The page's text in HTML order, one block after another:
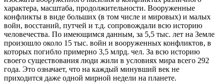
характера, масштаба, продолжительности. Вооруженные
конфликты в виде больших (в том числе и мировых) и малых
войн, восстаний, путчей и т.д. сопровождали всю историю
человечества. По имеющимся данным, за 5,5 тыс. лет на Земле
произошло около 15 тыс. войн и вооруженных конфликтов, в
которых погибло примерно 3,5 млрд. чел. За всю историю
своего существования люди жили в условиях мира всего 292
года. Это означает, что на каждый минувший век не
приходится даже одной мирной недели на планете.